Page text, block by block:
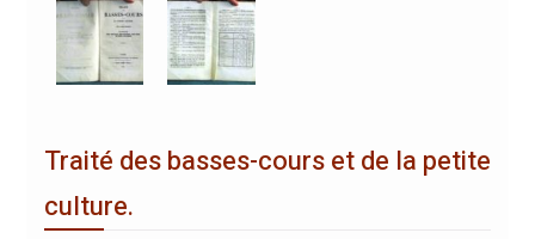
Traité des basses-cours et de la petite
culture.